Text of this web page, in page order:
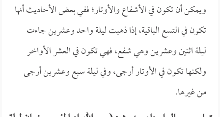
ويمكن أن تكون في الأشفاع والأوتار؛ ففي بعض الأحاديث أنها
تكون في التسع الباقية، إذا ذهبت ليلة واحد وعشرين جاءت
ليلة اثنين وعشرين وهي شفع، فهي تكون في العشر الأواخر
ولكنها تكون في الأوتار أرجى، وفي ليلة سبع وعشرين أرجى
من غيرها.